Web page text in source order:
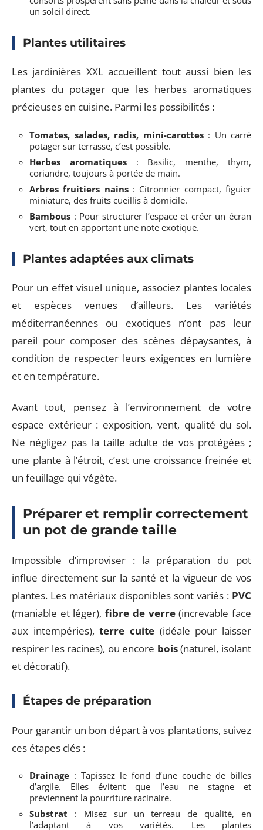
un soleil direct.
Plantes utilitaires
Les jardinières XXL accueillent tout aussi bien les
plantes du potager que les herbes aromatiques
précieuses en cuisine. Parmi les possibilités :
Tomates, salades, radis, mini-carottes: Un carré
potager sur terrasse, c’est possible.
Herbes aromatiques: Basilic, menthe, thym,
coriandre, toujours à portée de main.
Arbres fruitiers nains: Citronnier compact, figuier
miniature, des fruits cueillis à domicile.
Bambous : Pour structurer l’espace et créer un écran
vert, tout en apportant une note exotique.
Plantes adaptées aux climats
Pour un effet visuel unique, associez plantes locales
et espèces venues d’ailleurs. Les variétés
méditerranéennes ou exotiques n’ont pas leur
pareil pour composer des scènes dépaysantes, à
condition de respecter leurs exigences en lumière
et en température.
Avant tout, pensez à l’environnement de votre
espace extérieur : exposition, vent, qualité du sol.
Ne négligez pas la taille adulte de vos protégées ;
une plante à l’étroit, c’est une croissance freinée et
un feuillage qui végète.
Préparer et remplir correctement
un pot de grande taille
Impossible d’improviser : la préparation du pot
influe directement sur la santé et la vigueur de vos
plantes. Les matériaux disponibles sont variés : PVC
(maniable et léger),fibre de verre(increvable face
aux intempéries),terre cuite (idéale pour laisser
respirer les racines), ou encore bois(naturel, isolant
et décoratif).
Étapes de préparation
Pour garantir un bon départ à vos plantations, suivez
ces étapes clés :
Drainage : Tapissez le fond d’une couche de billes
d’argile. Elles évitent que l’eau ne stagne et
préviennent la pourriture racinaire.
Substrat : Misez sur un terreau de qualité, en
l’adaptant à vos variétés. Les plantes